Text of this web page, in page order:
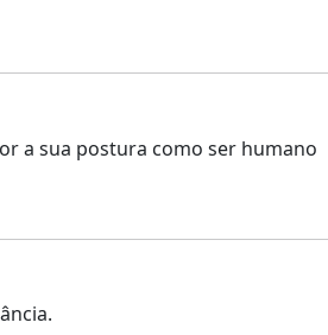
a sua postura como ser humano